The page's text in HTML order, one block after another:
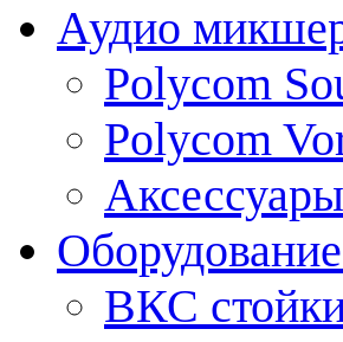
Аудио
Polycom
Polycom
ВКС